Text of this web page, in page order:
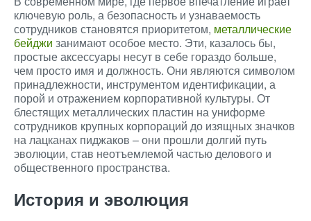
ключевую роль, а безопасность и узнаваемость
сотрудников становятся приоритетом, металлические
бейджи занимают особое место. Эти, казалось бы,
простые аксессуары несут в себе гораздо больше,
чем просто имя и должность. Они являются символом
принадлежности, инструментом идентификации, а
порой и отражением корпоративной культуры. От
блестящих металлических пластин на униформе
сотрудников крупных корпораций до изящных значков
на лацканах пиджаков – они прошли долгий путь
эволюции, став неотъемлемой частью делового и
общественного пространства.
История и эволюция